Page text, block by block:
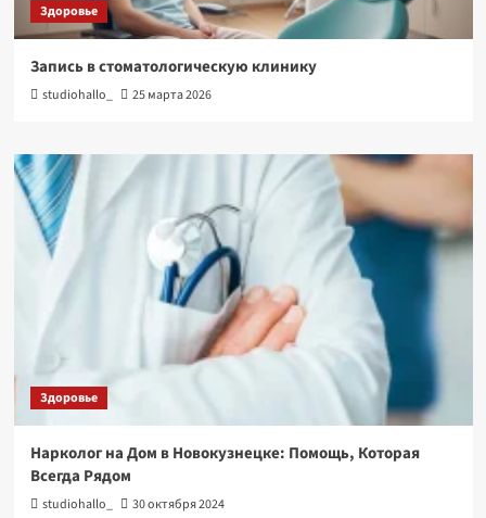
Здоровье
Запись в стоматологическую клинику
studiohallo_ 25 марта 2026
Здоровье
Нарколог на Дом в Новокузнецке: Помощь, Которая
Всегда Рядом
studiohallo_ 30 октября 2024